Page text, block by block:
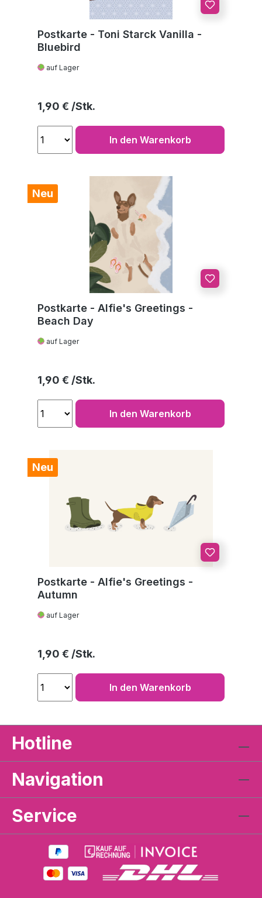
Postkarte - Toni Starck Vanilla -
Bluebird
auf Lager
Regulärer Preis:
1,90 €
In den Warenkorb
Neu
Postkarte - Alfie's Greetings -
Beach Day
auf Lager
Regulärer Preis:
1,90 €
In den Warenkorb
Neu
Postkarte - Alfie's Greetings -
Autumn
auf Lager
Regulärer Preis:
1,90 €
In den Warenkorb
Hotline
Navigation
Service